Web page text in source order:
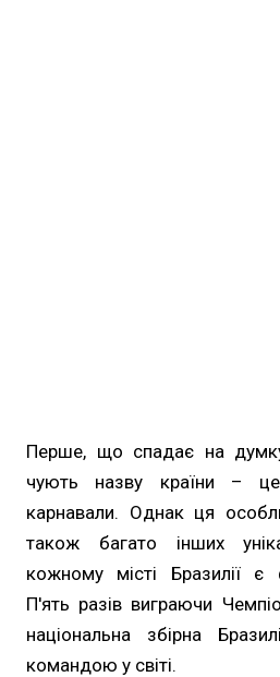
Перше, що спадає на
чують назву країни –
карнавали. Однак ця
також багато інших
кожному місті Бразилії є
П'ять разів виграючи
національна збірна
командою у світі.